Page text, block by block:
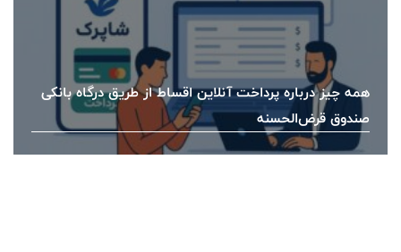
همه چیز درباره پرداخت آنلاین اقساط از طریق درگاه بانکی
صندوق قرض‌الحسنه